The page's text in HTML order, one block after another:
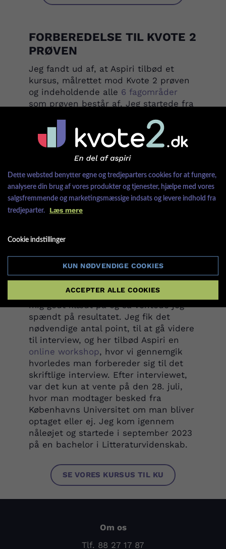
FORBEREDELSE TIL KVOTE 2
PRØVEN
Jeg fandt ud af, at Aspiri tilbød et
kursus, målrettet mod Kvote 2 prøven
og indeholdende alle 6 fagområder
som prøven består af. Jeg startede fra
alle spørgsmål. Jeg benyttede mig også
af de videoinstruktioner som Aspiri
tilbyder i forbindelse med kurset. Hvis
der var nogle steder, jeg følte at jeg
manglede noget, gennemgik jeg de
relevante spørgsmål indtil jeg kunne
løse opgaverne rigtigt. Endelig tog jeg
den testprøve, som ligeledes blev
PRØVEN OG HJÆLP TIL
KVOTE 2 INTERVIEW
Da dagen for prøven oprandt, følte jeg
mig godt klædt på og så ventede jeg
spændt på resultatet. Jeg fik det
nødvendige antal point, til at gå videre
til interview, og her tilbød Aspiri en
online workshop, hvor vi gennemgik
hvorledes man forbereder sig til det
skriftlige interview. Efter interviewet,
var det kun at vente på den 28. juli,
hvor man modtager besked fra
Københavns Universitet om man bliver
optaget eller ej. Jeg kom igennem
nåleøjet og startede i september 2023
på en bachelor i Litteraturvidenskab.
SE VORES KURSUS TIL KU
Om os
Tlf. 88 27 17 87
Dette websted benytter egne og tredjeparters cookies for at fungere,
analysere din brug af vores produkter og tjenester, hjælpe med vores
salgsfremmende og marketingsmæssige indsats og levere indhold fra
tredjeparter. Læs mere
Cookie indstillinger
KUN NØDVENDIGE COOKIES
ACCEPTER ALLE COOKIES